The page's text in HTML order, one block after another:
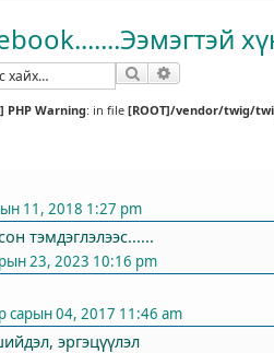
Хайлт
PHP Warning: in file [ROOT]/vendor/twig/
11, 2018 1:27 pm
тэмдэглэлээс......
23, 2023 10:16 pm
сарын 04, 2017 11:46 am
эргэцүүлэл